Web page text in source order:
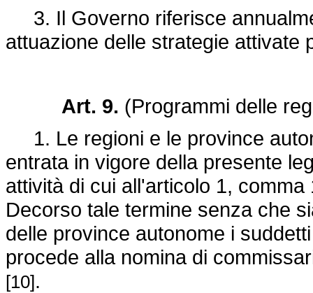
3. Il Governo riferisce
attuazione delle strategie attivate
Art. 9. (Programmi delle
1. Le regioni e le province
entrata in vigore della presente
attività di cui all'articolo 1,
Decorso tale termine senza che
delle province autonome i
procede alla nomina di
[10].